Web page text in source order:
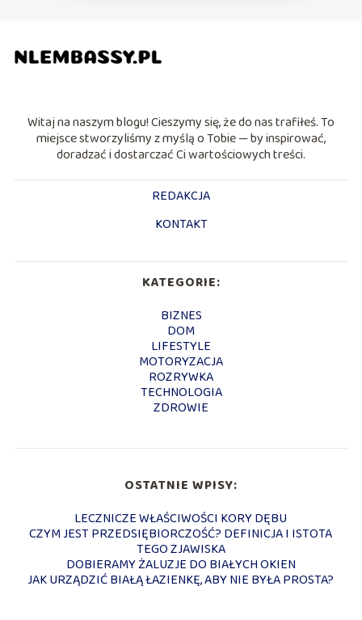
Witaj na naszym blogu! Cieszymy się, że do nas trafiłeś. To
miejsce stworzyliśmy z myślą o Tobie — by inspirować,
doradzać i dostarczać Ci wartościowych treści.
REDAKCJA
KONTAKT
KATEGORIE:
BIZNES
DOM
LIFESTYLE
MOTORYZACJA
ROZRYWKA
TECHNOLOGIA
ZDROWIE
OSTATNIE WPISY:
LECZNICZE WŁAŚCIWOŚCI KORY DĘBU
CZYM JEST PRZEDSIĘBIORCZOŚĆ? DEFINICJA I ISTOTA
TEGO ZJAWISKA
DOBIERAMY ŻALUZJE DO BIAŁYCH OKIEN
JAK URZĄDZIĆ BIAŁĄ ŁAZIENKĘ, ABY NIE BYŁA PROSTA?